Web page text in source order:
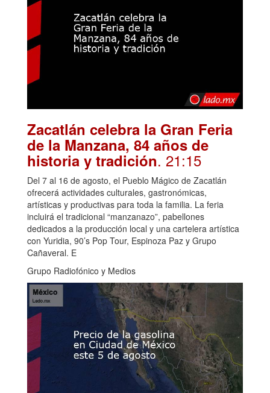
Zacatlán celebra la Gran Feria
de la Manzana, 84 años de
historia y tradición. 21:15
Del 7 al 16 de agosto, el Pueblo Mágico de Zacatlán
ofrecerá actividades culturales, gastronómicas,
artísticas y productivas para toda la familia. La feria
incluirá el tradicional “manzanazo”, pabellones
dedicados a la producción local y una cartelera artística
con Yuridia, 90’s Pop Tour, Espinoza Paz y Grupo
Cañaveral. E
Grupo Radiofónico y Medios